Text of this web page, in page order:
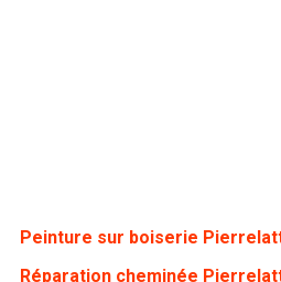
Peinture sur boiserie
Réparation cheminée